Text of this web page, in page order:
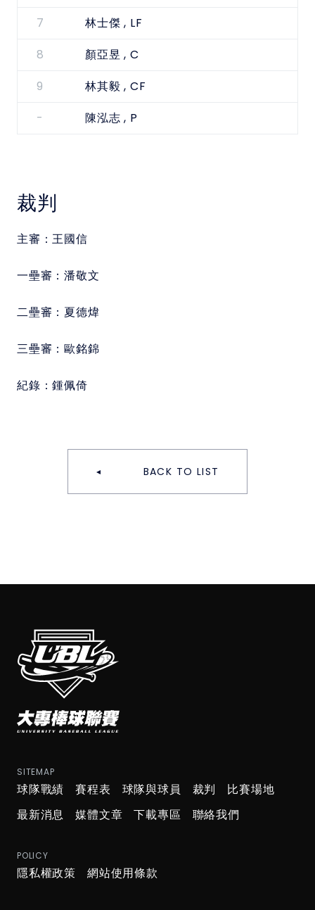
7
林士傑 , LF
8
顏亞昱 , C
9
林其毅 , CF
-
陳泓志 , P
裁判
主審：王國信
一壘審：潘敬文
二壘審：夏德煒
三壘審：歐銘錦
紀錄：鍾佩倚
BACK TO LIST
SITEMAP
球隊戰績 賽程表 球隊與球員 裁判
比賽場地
最新消息
媒體文章 下載專區 聯絡我們
POLICY
隱私權政策 網站使用條款